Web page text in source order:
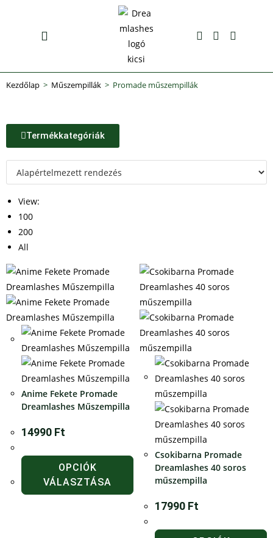
Kezdőlap > Műszempillák > Promade műszempillák
Termékkategóriák
View:
100
200
All
Anime Fekete Promade
Dreamlashes Műszempilla
14990 Ft
OPCIÓK
VÁLASZTÁSA
Csokibarna Promade
Dreamlashes 40 soros
műszempilla
17990 Ft